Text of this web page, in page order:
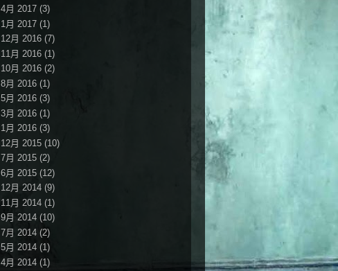
4月 2017 (3)
1月 2017 (1)
12月 2016 (7)
11月 2016 (1)
10月 2016 (2)
8月 2016 (1)
5月 2016 (3)
3月 2016 (1)
1月 2016 (3)
12月 2015 (10)
7月 2015 (2)
6月 2015 (12)
12月 2014 (9)
11月 2014 (1)
9月 2014 (10)
7月 2014 (2)
5月 2014 (1)
4月 2014 (1)